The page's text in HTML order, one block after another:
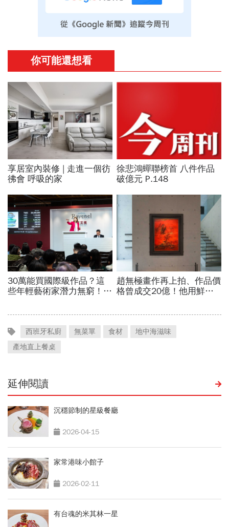
西班牙私廚 無菜單 食材
地中海滋味
產地直上餐桌
延伸閱讀
沉穩節制的星級餐廳
2026-04-15
家常港味小館子
2026-02-11
有台魂的米其林一星